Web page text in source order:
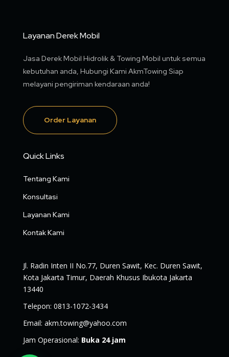
Layanan Derek Mobil
Jasa Derek Mobil Hidrolik & Towing Mobil untuk semua
kebutuhan anda, Hubungi Kami AkmTowing Siap
melayani pengiriman kendaraan anda!
Order Layanan
Quick Links
Tentang Kami
Konsultasi
Layanan Kami
Kontak Kami
Jl. Radin Inten II No.77, Duren Sawit, Kec. Duren Sawit,
Kota Jakarta Timur, Daerah Khusus Ibukota Jakarta
13440
Telepon: 0813-1072-3434
Email: akm.towing@yahoo.com
Jam Operasional: Buka 24 jam